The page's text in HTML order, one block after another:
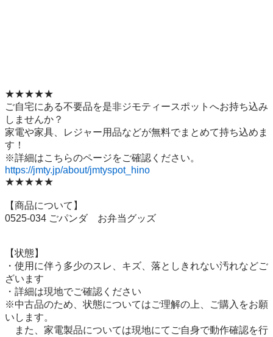
★★★★★
ご自宅にある不要品を是非ジモティースポットへお持ち込み
しませんか？
家電や家具、レジャー用品などが無料でまとめて持ち込めま
す！
https://jmty.jp/about/jmtyspot_hino
★★★★★
【商品について】
0525-034 ごパンダ　お弁当グッズ
【状態】
・使用に伴う多少のスレ、キズ、落としきれない汚れなどご
ざいます
・詳細は現地でご確認ください
※中古品のため、状態についてはご理解の上、ご購入をお願
いします。
また、家電製品については現地にてご自身で動作確認を行